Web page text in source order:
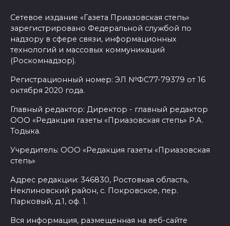
Сетевое издание «Газета Приазовская степь»
зарегистрировано Федеральной службой по
надзору в сфере связи, информационных
технологий и массовых коммуникаций
(Роскомнадзор).
Регистрационный номер: ЭЛ №ФС77-79379 от 16
октября 2020 года.
Главный редактор: Директор - главный редактор
ООО «Редакция газеты «Приазовская степь» Р.А.
Тодыка.
Учредитель: ООО «Редакция газеты «Приазовская
степь»
Адрес редакции: 346830, Ростовкая область,
Неклиновский район, с. Покровское, пер.
Парковый, д.1, оф. 1.
Вся информация, размещенная на веб-сайте